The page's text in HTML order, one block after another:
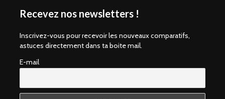
Recevez nos newsletters !
Inscrivez-vous pour recevoir les nouveaux comparatifs,
astuces directement dans ta boite mail.
E-mail